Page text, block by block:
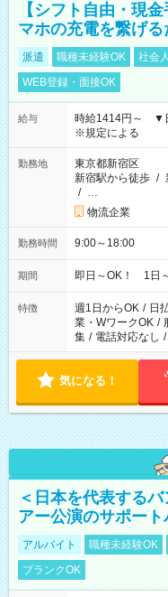
【シフト自由・現
マホの充電を繋げる
派遣 職種未経験OK 社会
WEB登録・面接OK
給与
時給1414円～ ▼
※規定による
勤務地
東京都新宿区
新宿駅から徒歩 /
/ …
物流企業
勤務時間 9:00～18:00
期間 即日～OK！ 1日
特徴 週1日からOK / 日
業・WワークOK /
集 / 電話対応なし /
気になる！
＜日本を代表する
アー公演のサポー
アルバイト 職種未経験OK
ブランクOK